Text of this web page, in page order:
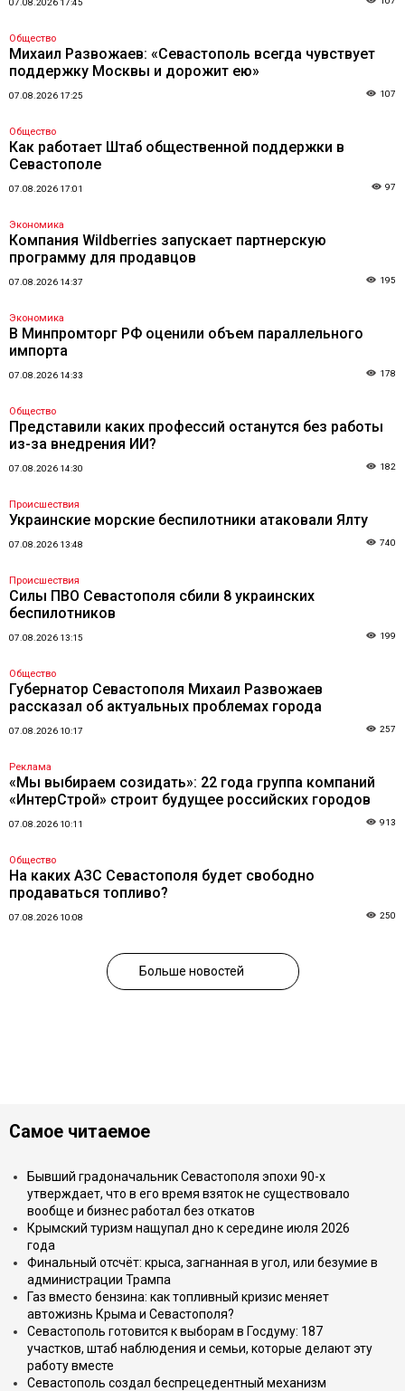
07.08.2026 17:45
Общество
Михаил Развожаев: «Севастополь всегда чувствует
поддержку Москвы и дорожит ею»
07.08.2026 17:25 107
Общество
Как работает Штаб общественной поддержки в
Севастополе
07.08.2026 17:01 97
Экономика
Компания Wildberries запускает партнерскую
программу для продавцов
07.08.2026 14:37 195
Экономика
В Минпромторг РФ оценили объем параллельного
импорта
07.08.2026 14:33 178
Общество
Представили каких профессий останутся без работы
из-за внедрения ИИ?
07.08.2026 14:30 182
Происшествия
Украинские морские беспилотники атаковали Ялту
07.08.2026 13:48 740
Происшествия
Силы ПВО Севастополя сбили 8 украинских
беспилотников
07.08.2026 13:15 199
Общество
Губернатор Севастополя Михаил Развожаев
рассказал об актуальных проблемах города
07.08.2026 10:17 257
Реклама
«Мы выбираем созидать»: 22 года группа компаний
«ИнтерСтрой» строит будущее российских городов
07.08.2026 10:11 913
Общество
На каких АЗС Севастополя будет свободно
продаваться топливо?
07.08.2026 10:08 250
Больше новостей
Самое читаемое
Бывший градоначальник Севастополя эпохи 90-х
утверждает, что в его время взяток не существовало
вообще и бизнес работал без откатов
Крымский туризм нащупал дно к середине июля 2026
года
Финальный отсчёт: крыса, загнанная в угол, или безумие в
администрации Трампа
Газ вместо бензина: как топливный кризис меняет
автожизнь Крыма и Севастополя?
Севастополь готовится к выборам в Госдуму: 187
участков, штаб наблюдения и семьи, которые делают эту
работу вместе
Севастополь создал беспрецедентный механизм